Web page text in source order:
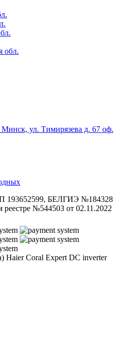
обл.
Минск, ул. Тимирязева д. 67 оф.
193652599, БЕЛГИЭ №184328
реестре №544503 от 02.11.2022
Haier Coral Expert DC inverter